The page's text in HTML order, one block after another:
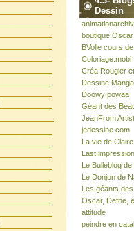
Dessin
boutique
BVolle cours
Coloriage.mobi
Créa Rougier
Dessine Manga
Doowy powaa
Géant des
JeanFrom
jedessine.com
La vie de Claire
Last
Le Bulleblog
Le Donjon de
Les géants
Oscar, Defne,
attitude
peindre en